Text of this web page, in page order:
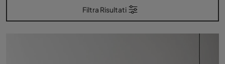
Filtra Risultati